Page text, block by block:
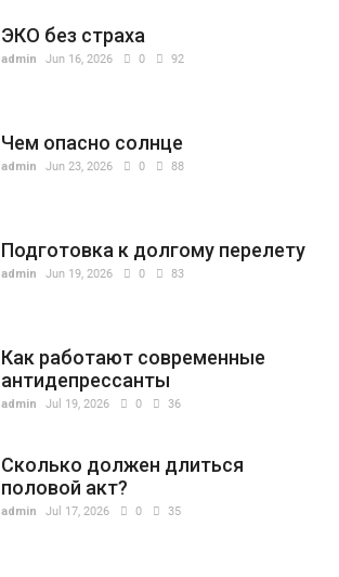
ЭКО без страха
admin Jun 16, 2026 0 92
Чем опасно солнце
admin Jun 23, 2026 0 88
Подготовка к долгому перелету
admin Jun 19, 2026 0 83
Как работают современные
антидепрессанты
admin Jul 19, 2026 0 36
Сколько должен длиться
половой акт?
admin Jul 17, 2026 0 35